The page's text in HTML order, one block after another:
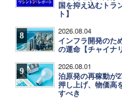
国を抑え込むトラ
ト】
8 2026.08.04
インフラ開発のた
の運命【チャイナ
9 2026.08.01
泊原発の再稼動が
押し上げ、物価高
すべき